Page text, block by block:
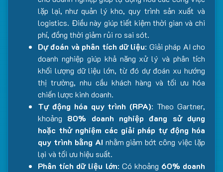
lặp lại, như quản lý kho, quy trình sản xuất và
logistics. Điều này giúp tiết kiệm thời gian và chi
phí, đồng thời giảm rủi ro sai sót.
Dự đoán và phân tích dữ liệu: Giải pháp AI cho
doanh nghiệp giúp khả năng xử lý và phân tích
khối lượng dữ liệu lớn, từ đó dự đoán xu hướng
thị trường, nhu cầu khách hàng và tối ưu hóa
chiến lược kinh doanh.
Tự động hóa quy trình (RPA): Theo Gartner,
khoảng 80% doanh nghiệp đang sử dụng
hoặc thử nghiệm các giải pháp tự động hóa
quy trình bằng AI nhằm giảm bớt công việc lặp
lại và tối ưu hiệu suất.
Phân tích dữ liệu lớn: Có khoảng 60% doanh